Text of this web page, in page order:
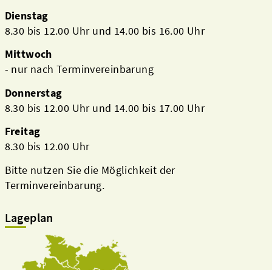
Dienstag
8.30 bis 12.00 Uhr und 14.00 bis 16.00 Uhr
Mittwoch
- nur nach Terminvereinbarung
Donnerstag
8.30 bis 12.00 Uhr und 14.00 bis 17.00 Uhr
Freitag
8.30 bis 12.00 Uhr
Bitte nutzen Sie die Möglichkeit der
Terminvereinbarung.
Lageplan